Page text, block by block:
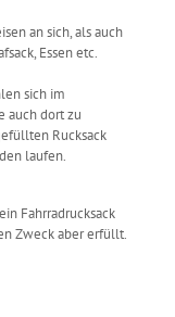
an sich, als auch
Essen etc.
sich im
auch dort zu
Rucksack
laufen.
Fahrradrucksack
Zweck aber erfüllt.